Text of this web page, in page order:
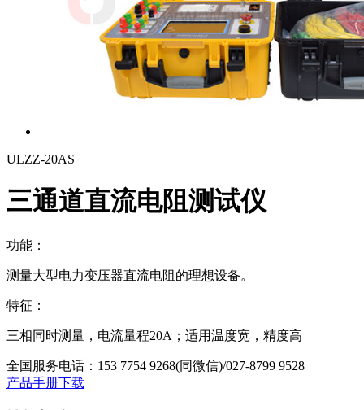
ULZZ-20AS
三通道直流电阻测试仪
功能：
测量大型电力变压器直流电阻的理想设备。
特征：
三相同时测量，电流量程20A；适用温度宽，精度高
全国服务电话： 153 7754 9268(同微信)/027-8799 9528
产品手册下载